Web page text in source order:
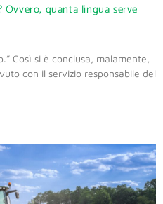
Ovvero, quanta lingua serve
Così si è conclusa, malamente,
con il servizio responsabile del